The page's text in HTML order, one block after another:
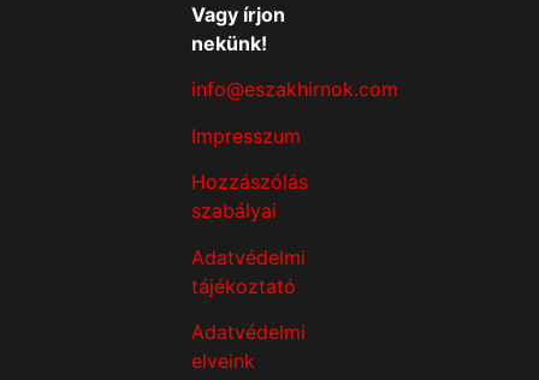
Vagy írjon
nekünk!
info@eszakhirnok.com
Impresszum
Hozzászólás
szabályai
Adatvédelmi
tájékoztató
Adatvédelmi
elveink